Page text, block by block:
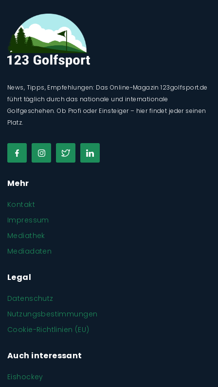
News, Tipps, Empfehlungen: Das Online-Magazin 123golfsport.de
führt täglich durch das nationale und internationale
Golfgeschehen. Ob Profi oder Einsteiger – hier findet jeder seinen
Platz.
Mehr
Kontakt
Impressum
Mediathek
Mediadaten
Legal
Datenschutz
Nutzungsbestimmungen
Cookie-Richtlinien (EU)
Auch interessant
Eishockey